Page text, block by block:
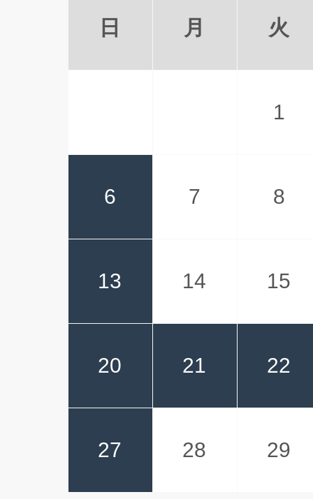
日 月 火
1
6 7 8
13 14 15
20 21 22
27 28 29